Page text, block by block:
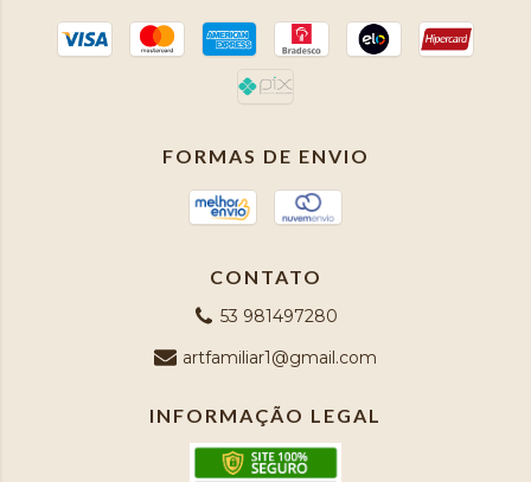
FORMAS DE ENVIO
CONTATO
53 981497280
artfamiliar1@gmail.com
INFORMAÇÃO LEGAL